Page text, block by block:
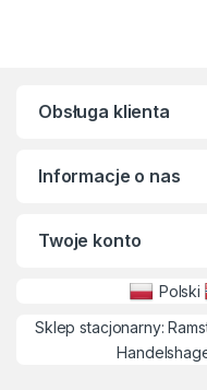
Obsługa klienta
Informacje o nas
Twoje konto
Polski
Sklep stacjonarny: